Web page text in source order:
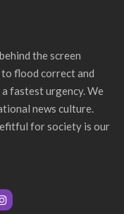
the screen
to flood correct and
fastest urgency. We
news culture.
for society is our